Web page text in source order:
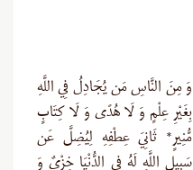
وَ مِنَ النَّاسِ مَن يُجَادِلُ فِي اللَّهِ
بِغَيْرِ عِلْمٍ وَ لَا هُدًى وَ لَا كِتَابٍ
مُّنِيرٍ* ثَانِيَ عِطْفِهِ لِيُضِلَّ عَن
سَبِيلِ اللَّهِ لَهُ فِي الدُّنْيَا خِزْيٌ وَ